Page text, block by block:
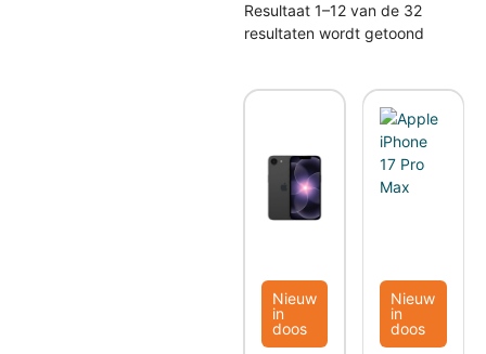
Resultaat 1–12 van de 32
resultaten wordt getoond
Nieuw
in
doos
Nieuw
in
doos